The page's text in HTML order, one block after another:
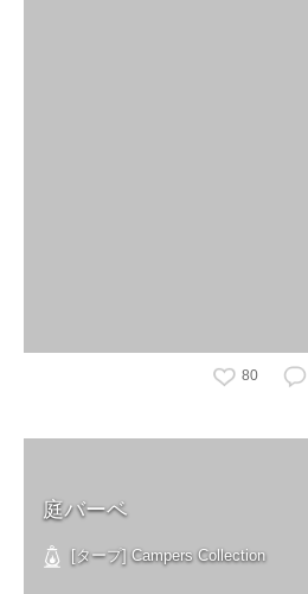
80
庭バーベ
[タープ] Campers Collection